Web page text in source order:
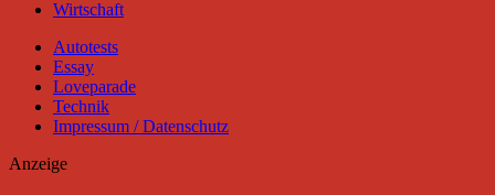
Wirtschaft
Autotests
Essay
Loveparade
Technik
Impressum / Datenschutz
Anzeige